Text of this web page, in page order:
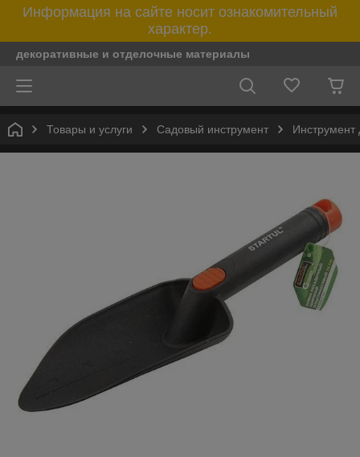
Информация на сайте носит ознакомительный
характер.
декоративные и отделочные материалы
Товары и услуги Садовый инструмент Инструмент